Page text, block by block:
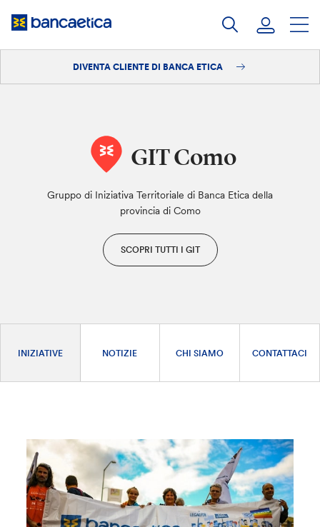
DIVENTA CLIENTE DI BANCA ETICA
GIT Como
Gruppo di Iniziativa Territoriale di Banca Etica della
provincia di Como
SCOPRI TUTTI I GIT
INIZIATIVE NOTIZIE CHI SIAMO CONTATTACI